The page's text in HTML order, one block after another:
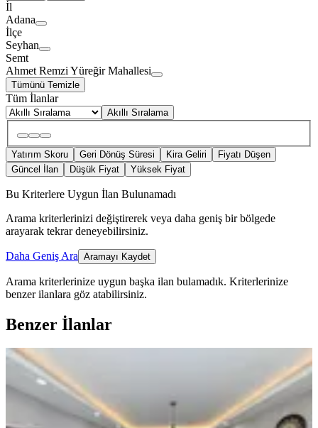
İl
Adana
İlçe
Seyhan
Semt
Ahmet Remzi Yüreğir Mahallesi
Tümünü Temizle
Tüm İlanlar
Akıllı Sıralama
Yatırım Skoru Geri Dönüş Süresi Kira Geliri
Fiyatı Düşen
Güncel İlan
Düşük Fiyat Yüksek Fiyat
Bu Kriterlere Uygun İlan Bulunamadı
Arama kriterlerinizi değiştirerek veya daha geniş bir bölgede
arayarak tekrar deneyebilirsiniz.
Daha Geniş Ara Aramayı Kaydet
Arama kriterlerinize uygun başka ilan bulamadık. Kriterlerinize
benzer ilanlara göz atabilirsiniz.
Benzer İlanlar
ÖNE ÇIKAN
Köksal Dan Reşatbey Belediye Yanı
Seyhan, Reşatbey Mahallesi